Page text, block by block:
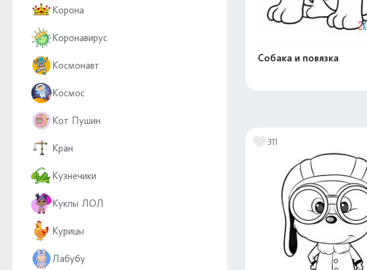
Корона
Коронавирус
Космонавт
Космос
Кот Пушин
Кран
Кузнечики
Куклы ЛОЛ
Курицы
Лабубу
Собака и повязка
311